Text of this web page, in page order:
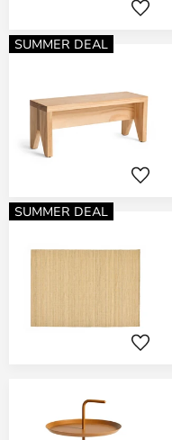
SUMMER DEAL
SUMMER DEAL